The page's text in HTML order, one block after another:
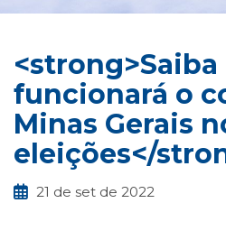
funcionará o
Minas Gerais
eleições</
21 de set de 2022